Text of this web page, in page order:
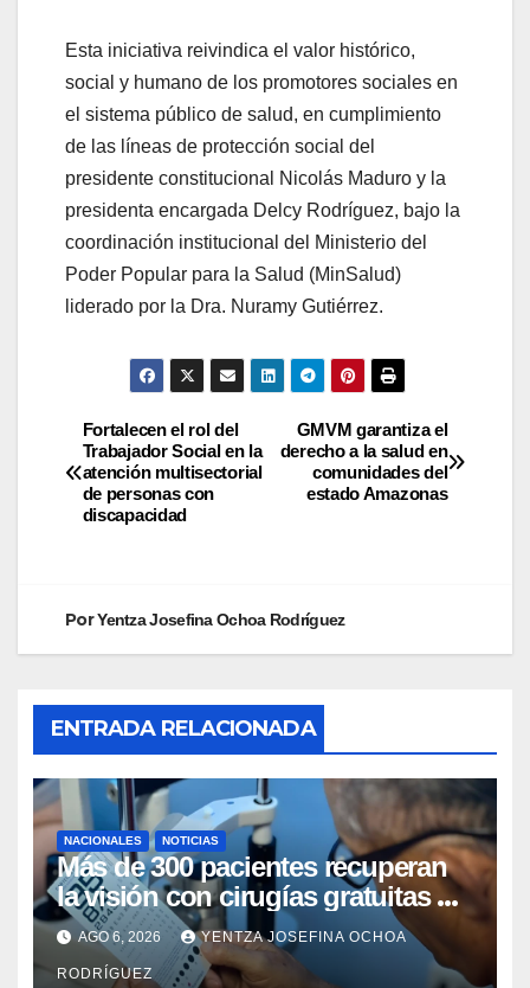
Esta iniciativa reivindica el valor histórico,
social y humano de los promotores sociales en
el sistema público de salud, en cumplimiento
de las líneas de protección social del
presidente constitucional Nicolás Maduro y la
presidenta encargada Delcy Rodríguez, bajo la
coordinación institucional del Ministerio del
Poder Popular para la Salud (MinSalud)
liderado por la Dra. Nuramy Gutiérrez.
GMVM garantiza el
derecho a la salud en
comunidades del
estado Amazonas
Fortalecen el rol del
Trabajador Social en la
atención multisectorial
de personas con
discapacidad
PorYentza Josefina Ochoa Rodríguez
ENTRADA RELACIONADA
NACIONALES NOTICIAS
Más de 300 pacientes recuperan
la visión con cirugías gratuitas de
cataratas en Zulia
AGO 6, 2026 YENTZA JOSEFINA OCHOA
RODRÍGUEZ